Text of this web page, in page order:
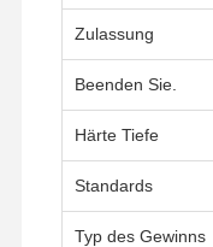
Zulassung
Beenden Sie.
Härte Tiefe
Standards
Typ des Gewinns